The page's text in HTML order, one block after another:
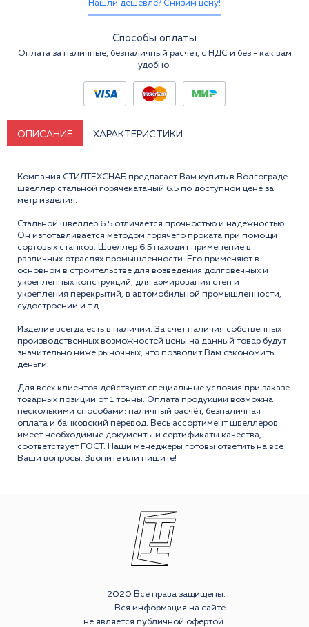
Нашли дешевле? Снизим цену!
Способы оплаты
Оплата за наличные, безналичный расчет, с НДС и без - как вам
удобно.
ОПИСАНИЕ ХАРАКТЕРИСТИКИ
Компания СТИЛТЕХСНАБ предлагает Вам купить в Волгограде
швеллер стальной горячекатаный 6.5 по доступной цене за
метр изделия.
Стальной швеллер 6.5 отличается прочностью и надежностью.
Он изготавливается методом горячего проката при помощи
сортовых станков. Швеллер 6.5 находит применение в
различных отраслях промышленности. Его применяют в
основном в строительстве для возведения долговечных и
укрепленных конструкций, для армирования стен и
укрепления перекрытий, в автомобильной промышленности,
судостроении и т.д.
Изделие всегда есть в наличии. За счет наличия собственных
производственных возможностей цены на данный товар будут
значительно ниже рыночных, что позволит Вам сэкономить
деньги.
Для всех клиентов действуют специальные условия при заказе
товарных позиций от 1 тонны. Оплата продукции возможна
несколькими способами: наличный расчёт, безналичная
оплата и банковский перевод. Весь ассортимент швеллеров
имеет необходимые документы и сертификаты качества,
соответствует ГОСТ. Наши менеджеры готовы ответить на все
Ваши вопросы. Звоните или пишите!
2020 Все права защищены.
Вся информация на сайте
не является публичной офертой.